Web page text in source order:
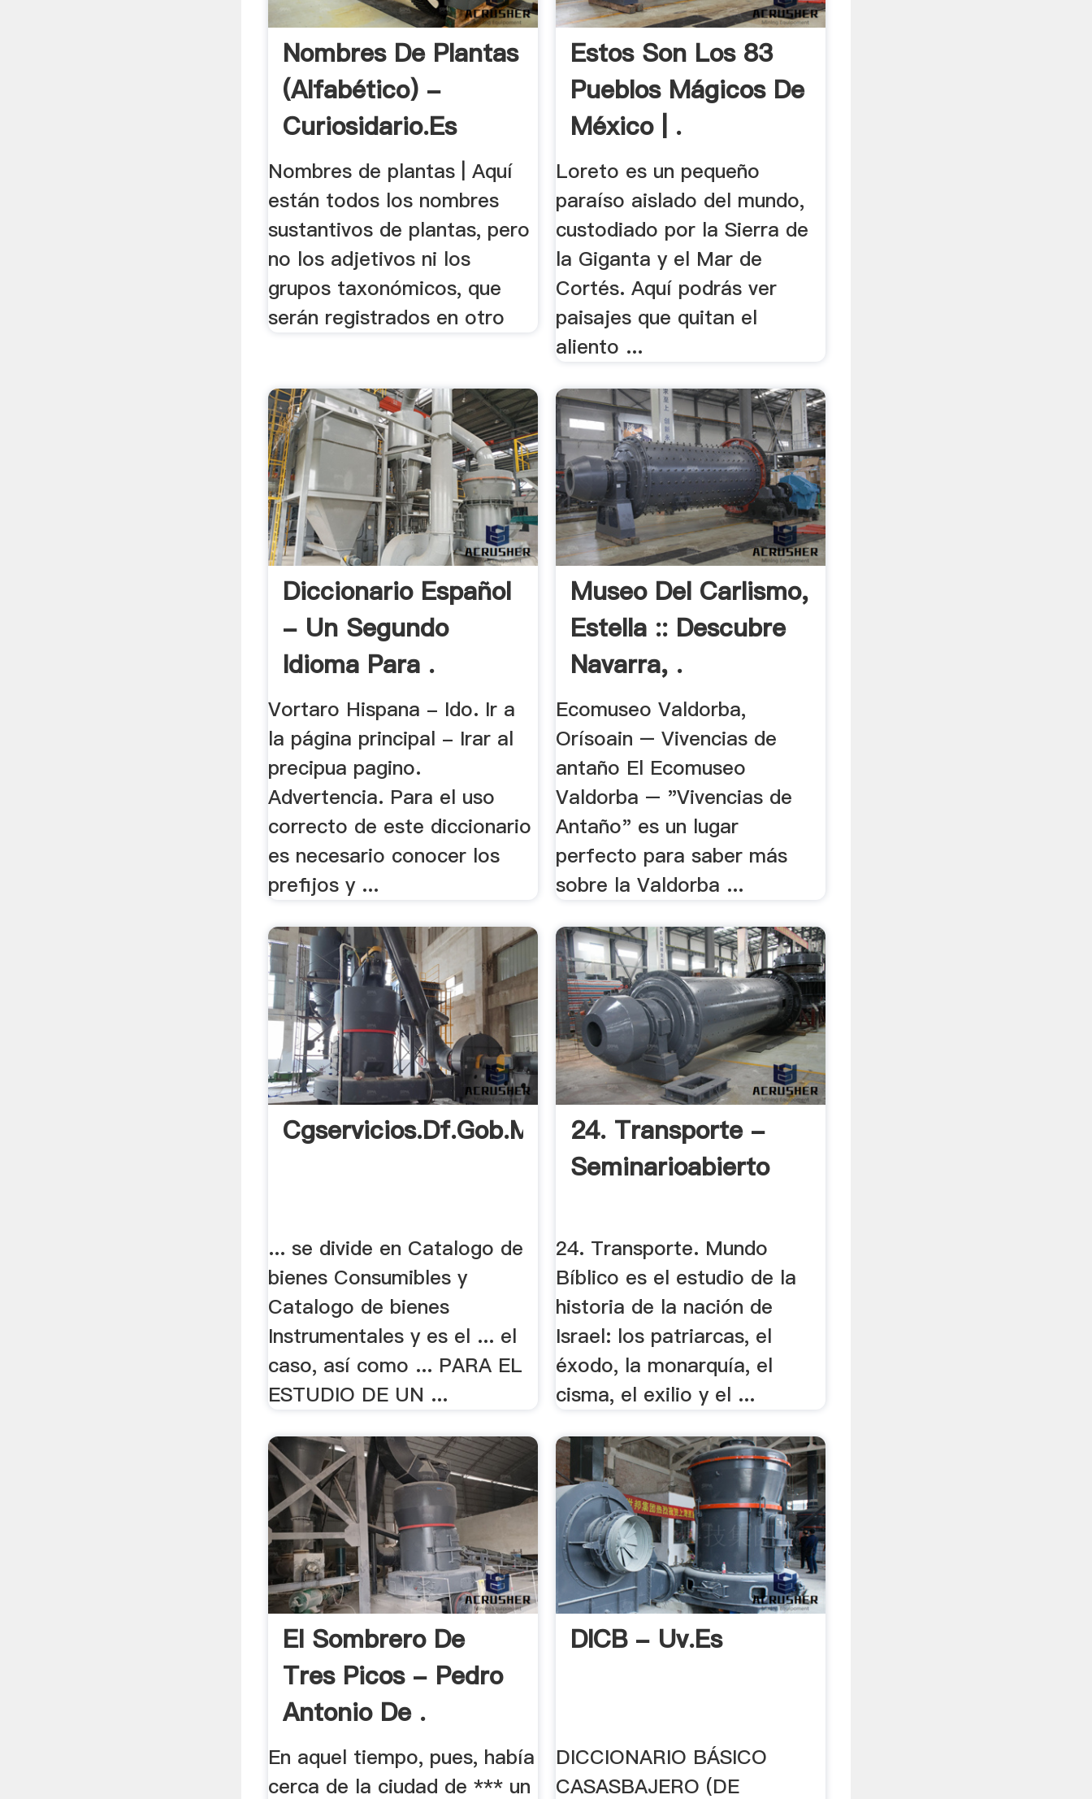
Nombres De Plantas
(alfabético) -
Curiosidario.es
Nombres de plantas | Aquí
están todos los nombres
sustantivos de plantas, pero
no los adjetivos ni los
grupos taxonómicos, que
serán registrados en otro
Estos Son Los 83
Pueblos Mágicos De
México | .
Loreto es un pequeño
paraíso aislado del mundo,
custodiado por la Sierra de
la Giganta y el Mar de
Cortés. Aquí podrás ver
paisajes que quitan el
aliento ...
Diccionario Español
- Un Segundo
Idioma Para .
Vortaro Hispana - Ido. Ir a
la página principal - Irar al
precipua pagino.
Advertencia. Para el uso
correcto de este diccionario
es necesario conocer los
prefijos y ...
Museo Del Carlismo,
Estella :: Descubre
Navarra, .
Ecomuseo Valdorba,
Orísoain – Vivencias de
antaño El Ecomuseo
Valdorba – "Vivencias de
Antaño" es un lugar
perfecto para saber más
sobre la Valdorba ...
Cgservicios.df.gob.mx
... se divide en Catalogo de
bienes Consumibles y
Catalogo de bienes
Instrumentales y es el ... el
caso, así como ... PARA EL
ESTUDIO DE UN ...
24. Transporte -
Seminarioabierto
24. Transporte. Mundo
Bíblico es el estudio de la
historia de la nación de
Israel: los patriarcas, el
éxodo, la monarquía, el
cisma, el exilio y el ...
El Sombrero De
Tres Picos - Pedro
Antonio De .
En aquel tiempo, pues, había
cerca de la ciudad de *** un
DICB - Uv.es
DICCIONARIO BÁSICO
CASASBAJERO (DE